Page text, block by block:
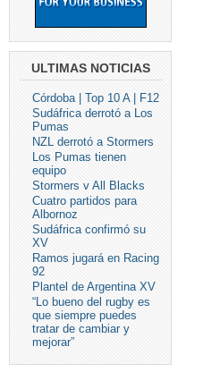
ULTIMAS NOTICIAS
Córdoba | Top 10 A | F12
Sudáfrica derrotó a Los
Pumas
NZL derrotó a Stormers
Los Pumas tienen
equipo
Stormers v All Blacks
Cuatro partidos para
Albornoz
Sudáfrica confirmó su
XV
Ramos jugará en Racing
92
Plantel de Argentina XV
“Lo bueno del rugby es
que siempre puedes
tratar de cambiar y
mejorar”